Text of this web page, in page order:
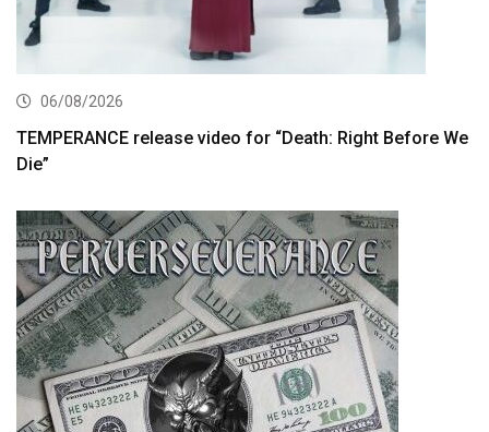
06/08/2026
TEMPERANCE release video for “Death: Right Before We
Die”